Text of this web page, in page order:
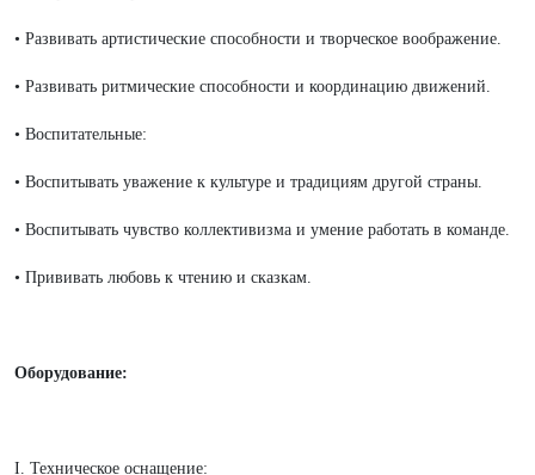
• Развивать артистические способности и творческое воображение.
• Развивать ритмические способности и координацию движений.
• Воспитательные:
• Воспитывать уважение к культуре и традициям другой страны.
• Воспитывать чувство коллективизма и умение работать в команде.
• Прививать любовь к чтению и сказкам.
Оборудование:
I. Техническое оснащение: